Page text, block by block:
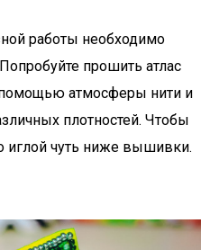
работы необходимо
прошить атлас
помощью атмосферы нити и
плотностей. Чтобы
иглой чуть ниже вышивки.